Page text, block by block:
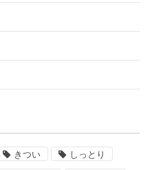
きつい しっとり